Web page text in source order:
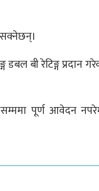
बी रेटिङ्ग प्रदान
पूर्ण आवेदन